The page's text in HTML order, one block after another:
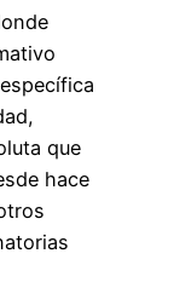
que
hace